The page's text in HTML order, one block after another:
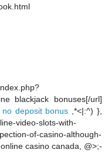
blackjack bonuses[/url]
deposit bonus ,*<|:^) },
video-slots-with-
of-casino-although-
casino canada, @>;-